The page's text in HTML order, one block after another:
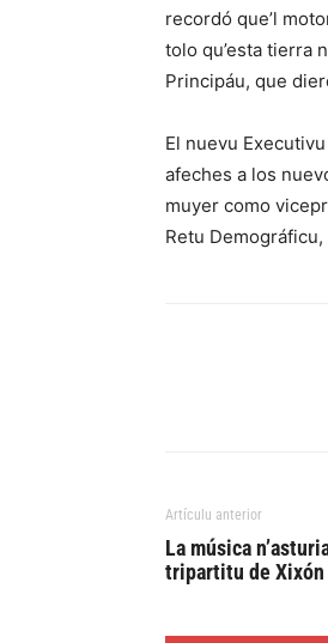
recordó que’l
tolo qu’esta tierra
Principáu, que
El nuevu
afeches a los
muyer como
Retu
Artículu anterior
La música
tripartitu de Xixón